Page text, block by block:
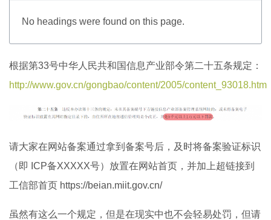
No headings were found on this page.
根据第33号中华人民共和国信息产业部令第二十五条规定：
http://www.gov.cn/gongbao/content/2005/content_93018.htm
请大家在网站备案通过拿到备案号后，及时将备案验证标识
（即 ICP备XXXXX号）放置在网站首页，并加上超链接到
工信部首页 https://beian.miit.gov.cn/
虽然有这么一个规定，但是在现实中也不会轻易处罚，但请